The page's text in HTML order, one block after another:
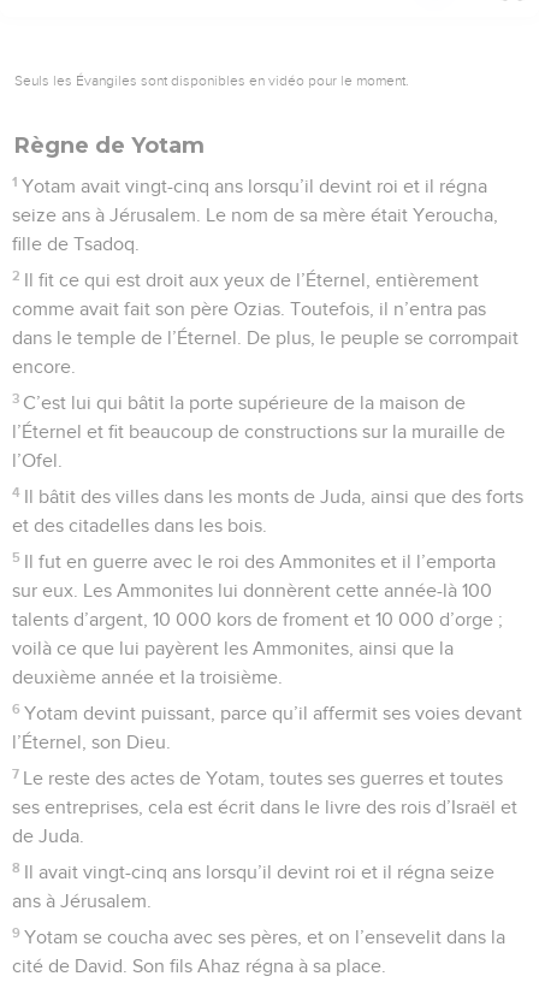
Seuls les Évangiles sont disponibles en vidéo pour le moment.
Règne de Yotam
1 Yotam avait vingt-cinq ans lorsqu’il devint roi et il régna
seize ans à Jérusalem. Le nom de sa mère était Yeroucha,
fille de Tsadoq.
2 Il fit ce qui est droit aux yeux de l’Éternel, entièrement
comme avait fait son père Ozias. Toutefois, il n’entra pas
dans le temple de l’Éternel. De plus, le peuple se corrompait
encore.
3 C’est lui qui bâtit la porte supérieure de la maison de
l’Éternel et fit beaucoup de constructions sur la muraille de
l’Ofel.
4 Il bâtit des villes dans les monts de Juda, ainsi que des forts
et des citadelles dans les bois.
5 Il fut en guerre avec le roi des Ammonites et il l’emporta
sur eux. Les Ammonites lui donnèrent cette année-là 100
talents d’argent, 10 000 kors de froment et 10 000 d’orge ;
voilà ce que lui payèrent les Ammonites, ainsi que la
deuxième année et la troisième.
6 Yotam devint puissant, parce qu’il affermit ses voies devant
l’Éternel, son Dieu.
7 Le reste des actes de Yotam, toutes ses guerres et toutes
ses entreprises, cela est écrit dans le livre des rois d’Israël et
de Juda.
8 Il avait vingt-cinq ans lorsqu’il devint roi et il régna seize
ans à Jérusalem.
9 Yotam se coucha avec ses pères, et on l’ensevelit dans la
cité de David. Son fils Ahaz régna à sa place.